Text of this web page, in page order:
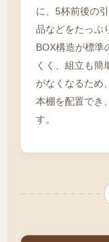
に、5杯前後の
品などをたっぷ
BOX構造が標準
くく、組立も簡
がなくなるため
本棚を配置でき
す。